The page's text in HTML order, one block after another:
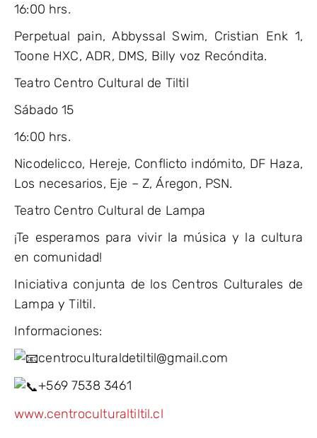
16:00 hrs.
Perpetual pain, Abbyssal Swim, Cristian Enk 1,
Toone HXC, ADR, DMS, Billy voz Recóndita.
Teatro Centro Cultural de Tiltil
Sábado 15
16:00 hrs.
Nicodelicco, Hereje, Conflicto indómito, DF Haza,
Los necesarios, Eje – Z, Áregon, PSN.
Teatro Centro Cultural de Lampa
¡Te esperamos para vivir la música y la cultura
en comunidad!
Iniciativa conjunta de los Centros Culturales de
Lampa y Tiltil.
Informaciones:
centroculturaldetiltil@gmail.com
+569 7538 3461
www.centroculturaltiltil.cl